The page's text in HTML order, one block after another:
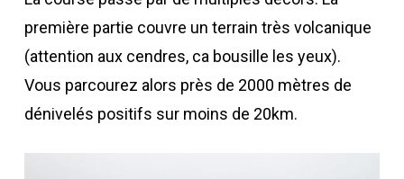
première partie couvre un terrain très volcanique
(attention aux cendres, ca bousille les yeux).
Vous parcourez alors près de 2000 mètres de
dénivelés positifs sur moins de 20km.